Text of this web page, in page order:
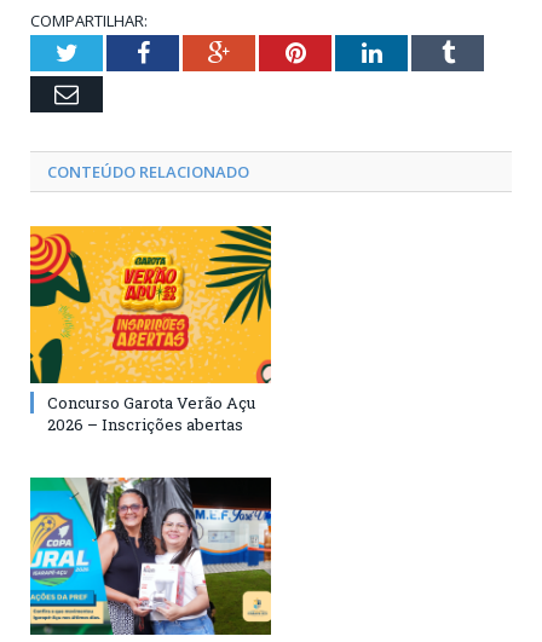
COMPARTILHAR:
TwitterFacebookGoogle+PinterestLinkedInTumblr
Email
CONTEÚDO RELACIONADO
Concurso Garota Verão Açu
2026 – Inscrições abertas